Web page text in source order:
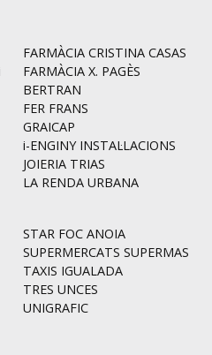
FARMÀCIA CRISTINA CASAS
FARMÀCIA X. PAGÈS
BERTRAN
FER FRANS
GRAICAP
i-ENGINY INSTAL·LACIONS
JOIERIA TRIAS
LA RENDA URBANA
STAR FOC ANOIA
SUPERMERCATS SUPERMAS
TAXIS IGUALADA
TRES UNCES
UNIGRAFIC